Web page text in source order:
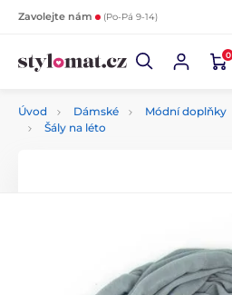
Zavolejte nám (Po-Pá 9-14)
0
Úvod Dámské Módní doplňky
Šály na léto